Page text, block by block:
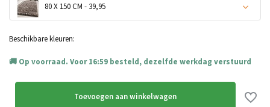
80 X 150 CM - 39,95
Beschikbare kleuren:
Op voorraad. Voor 16:59 besteld, dezelfde werkdag verstuurd
Toevoegen aan winkelwagen